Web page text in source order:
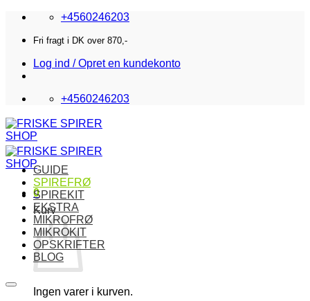
Fortsæt
indhold
+4560246203
Fri fragt i DK over 870,-
Log ind / Opret en kundekonto
+4560246203
0
Kurv
Ingen varer i kurven.
GUIDE
SPIREFRØ
SPIREKIT
EKSTRA
MIKROFRØ
MIKROKIT
OPSKRIFTER
BLOG